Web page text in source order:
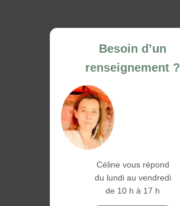
Besoin d’un
renseignement ?
Céline vous répond
du lundi au vendredi
de 10 h à 17 h